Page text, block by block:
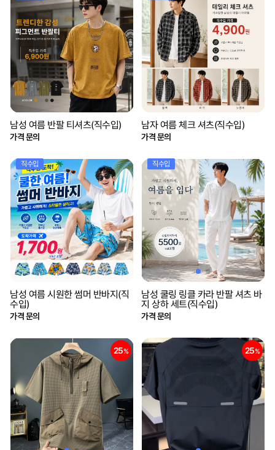
남성 여름 반팔 티셔츠(직수입)
가격 문의
남자 여름 체크 셔츠(직수입)
가격 문의
직수입
남성 여름 시원한 썸머 반바지(직
수입)
가격 문의
직수입
남성 쿨링 링클 카라 반팔 셔츠 바
지 상하 세트(직수입)
가격 문의
25% 25%